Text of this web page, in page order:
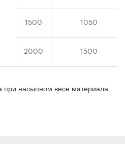
1500 1050
2000 1500
при насыпном весе материала